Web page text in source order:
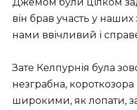
він брав участь у наших
нами ввічливий і
Зате Келпурнія була
незграбна, короткозора
широкими, як лопати,